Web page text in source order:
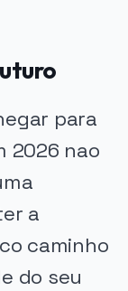
para
2026 nao
a
caminho
do seu